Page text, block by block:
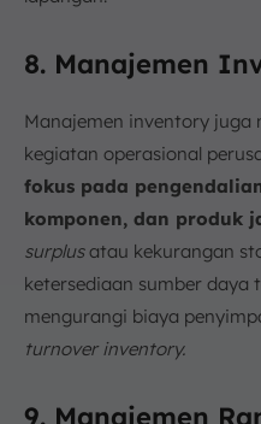
8. Manajemen
Manajemen inventory juga
kegiatan operasional
fokus pada
komponen, dan produk
surplusatau kekurangan
ketersediaan sumber daya
mengurangi biaya
turnover inventory.
9. Manajemen